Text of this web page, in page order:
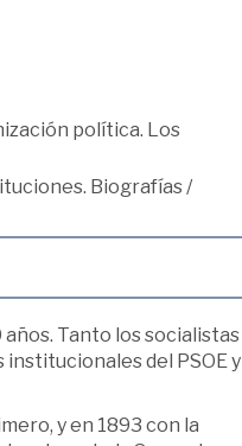
política. Los
Biografías/
Tanto los socialistas
del PSOE y
y en 1893 con la